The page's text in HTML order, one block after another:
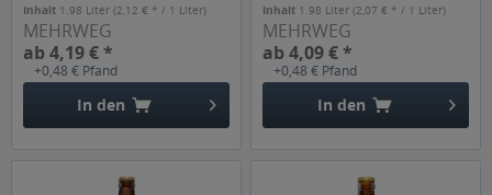
Inhalt 1.98 Liter(2,12 € * / 1 Liter)
MEHRWEG
ab 4,19 € *
+0,48 € Pfand
In den
Inhalt 1.98 Liter(2,07 € * / 1 Liter)
MEHRWEG
ab 4,09 € *
+0,48 € Pfand
In den